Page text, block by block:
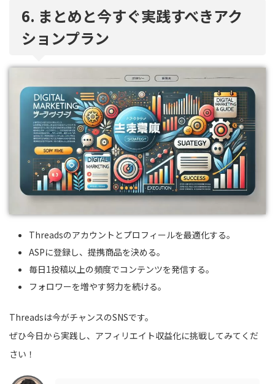
6. まとめと今すぐ実践すべきアク
ションプラン
Threadsのアカウントとプロフィールを最適化する。
ASPに登録し、提携商品を決める。
毎日1投稿以上の頻度でコンテンツを発信する。
フォロワーを増やす努力を続ける。
Threadsは今がチャンスのSNSです。
ぜひ今日から実践し、アフィリエイト収益化に挑戦してみてくだ
さい！